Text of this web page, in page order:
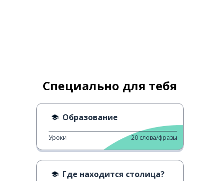
Специально для тебя
Образование
Уроки 20 слова/фразы
Где находится столица?